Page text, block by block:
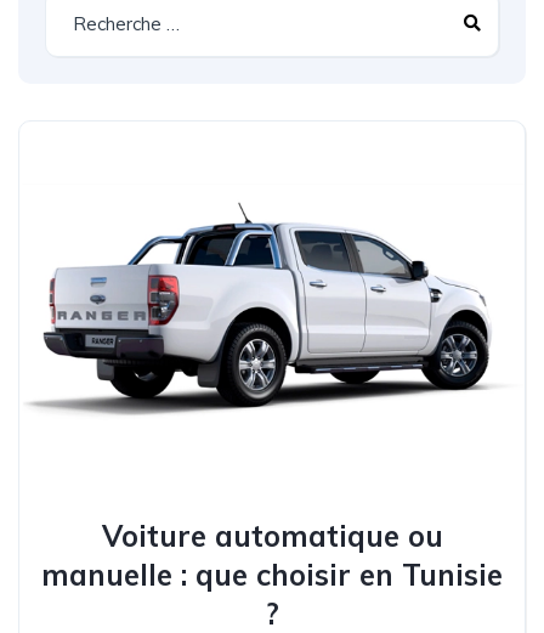
Voiture automatique ou
manuelle : que choisir en Tunisie
?